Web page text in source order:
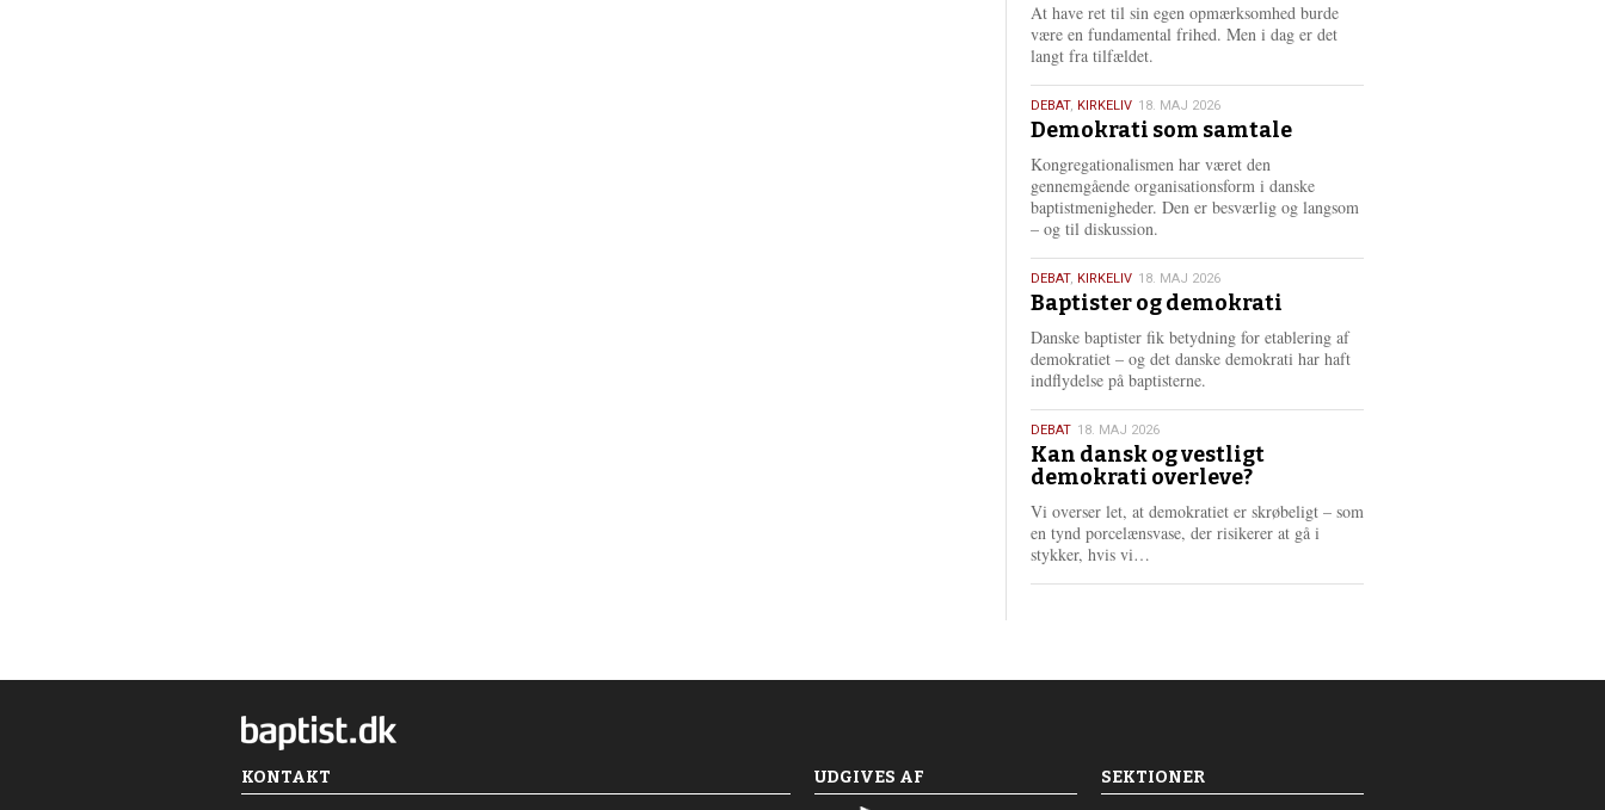
At have ret til sin egen opmærksomhed burde
være en fundamental frihed. Men i dag er det
langt fra tilfældet.
18.
maj
2026
DEBAT, KIRKELIV 18. MAJ 2026
Demokrati som samtale
Kongregationalismen har været den
gennemgående organisationsform i danske
baptistmenigheder. Den er besværlig og langsom
– og til diskussion.
18.
maj
2026
DEBAT, KIRKELIV 18. MAJ 2026
Baptister og demokrati
Danske baptister fik betydning for etablering af
demokratiet – og det danske demokrati har haft
indflydelse på baptisterne.
18.
maj
2026
DEBAT 18. MAJ 2026
Kan dansk og vestligt
demokrati overleve?
Vi overser let, at demokratiet er skrøbeligt – som
en tynd porcelænsvase, der risikerer at gå i
stykker, hvis vi…
e
KONTAKT UDGIVES AF SEKTIONER